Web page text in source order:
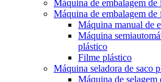
Máquina de embalagem de
Máquina de embalagem
Máquina manual de
Máquina
plástico
Filme plástico
Máquina seladora de saco
Máquina de selagem